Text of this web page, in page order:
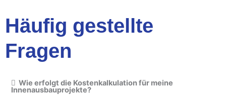
Häufig gestellte
Fragen
Wie erfolgt die Kostenkalkulation für meine
Innenausbauprojekte?